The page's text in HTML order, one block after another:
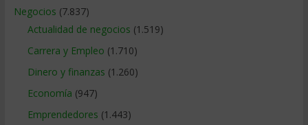
Negocios (7.837)
Actualidad de negocios (1.519)
Carrera y Empleo (1.710)
Dinero y finanzas (1.260)
Economía (947)
Emprendedores (1.443)